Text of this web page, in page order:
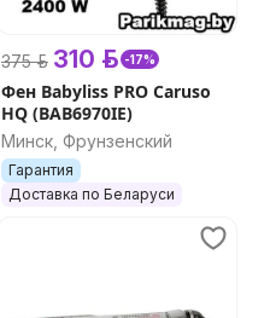
375 р. 310 р. -17%
Фен Babyliss PRO Caruso
HQ (BAB6970IE)
Минск, Фрунзенский
Гарантия
Доставка по Беларуси